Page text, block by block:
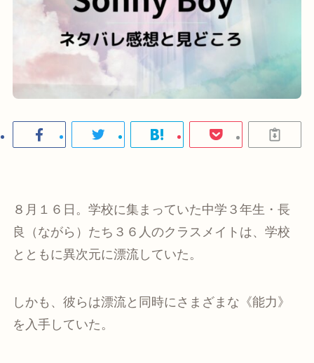
８月１６日。学校に集まっていた中学３年生・長
良（ながら）たち３６人のクラスメイトは、学校
とともに異次元に漂流していた。
しかも、彼らは漂流と同時にさまざまな《能力》
を入手していた。